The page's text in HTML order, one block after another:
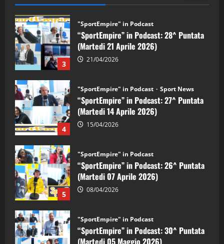
4
"SportEmpire" in Podcast
“SportEmpire” in Podcast: 27^ Puntata
(Martedi 14 Aprile 2026)
15/04/2026
5
"SportEmpire" in Podcast
“SportEmpire” in Podcast: 26^ Puntata
(Martedi 07 Aprile 2026)
08/04/2026
1
"SportEmpire" in Podcast
“SportEmpire” in Podcast: 30^ Puntata
(Martedi 05 Maggio 2026)
08/05/2026
"SportEmpire" in Podcast
“SportEmpire” in Podcast: 29^ Puntata